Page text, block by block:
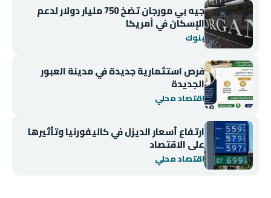
جيه بي مورجان تضخ 750 مليار دولار لدعم
الإسكان في أمريكا
بنوك
فرص استثمارية جديدة في مدينة العبور
الجديدة
اقتصاد محلي
ارتفاع أسعار الديزل في كاليفورنيا وتأثيرها
على الاقتصاد
اقتصاد محلي